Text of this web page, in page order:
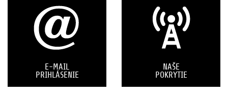
E-MAIL
PRIHLÁSENIE
NAŠE
POKRYTIE